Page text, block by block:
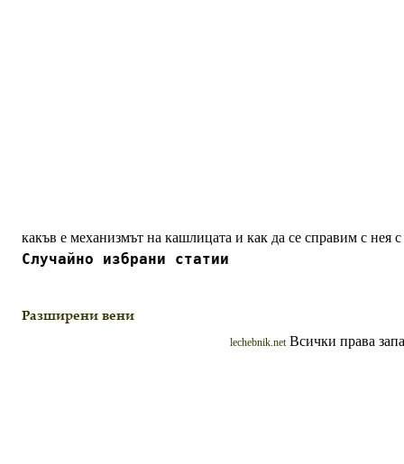
какъв е механизмът на кашлицата и как да се справим с
Случайно избрани статии
Разширени вени
lechebnik.net Всички права